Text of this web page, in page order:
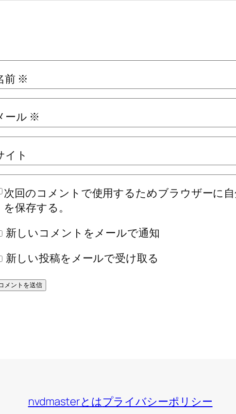
前 ※
ール ※
イト
次回のコメントで使用するためブラウザーに
を保存する。
新しいコメントをメールで通知
新しい投稿をメールで受け取る
nvdmasterとはプライバシーポリシー